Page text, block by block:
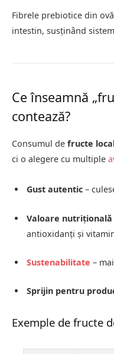
Fibrele prebiotice din
intestin, susținând
Ce înseamnă
contează?
Consumul de fructe
ci o alegere cu multiple
Gust autentic –
Valoare nutrițională
antioxidanți și
Sustenabilitate –
Sprijin pentru
Exemple de fructe